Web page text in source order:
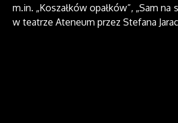
m.in. „Koszałków opałków”, „Sam
w teatrze Ateneum przez Stefana